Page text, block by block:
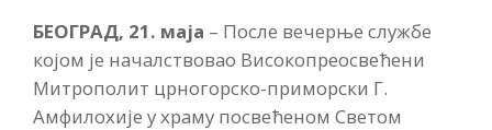
БЕОГРАД, 21. маја – После вечерње службе
којом је началствовао Високопреосвећени
Митрополит црногорско-приморски Г.
Амфилохије у храму посвећеном Светом